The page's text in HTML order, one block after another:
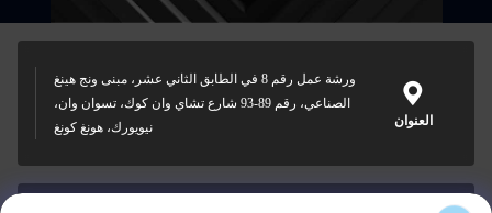
العنوان
ورشة عمل رقم 8 في الطابق الثاني عشر، مبنى ونج هينغ
الصناعي، رقم 89-93 شارع تشاي وان كوك، تسوان وان،
نيويورك، هونغ كونغ